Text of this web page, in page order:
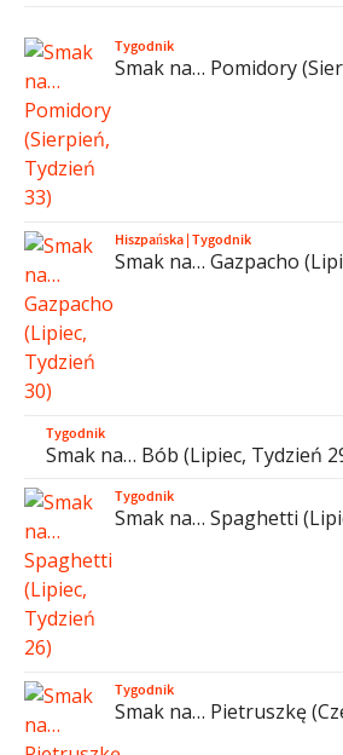
Tygodnik
Smak na… Pomidory
Hiszpańska|Tygodnik
Smak na… Gazpacho
Tygodnik
Smak na… Bób (Lipiec, Tydzień
Tygodnik
Smak na… Spaghetti
Tygodnik
Smak na… Pietruszkę